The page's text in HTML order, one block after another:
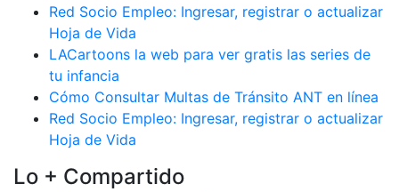
Red Socio Empleo: Ingresar, registrar o actualizar
Hoja de Vida
LACartoons la web para ver gratis las series de
tu infancia
Cómo Consultar Multas de Tránsito ANT en línea
Red Socio Empleo: Ingresar, registrar o actualizar
Hoja de Vida
Lo + Compartido